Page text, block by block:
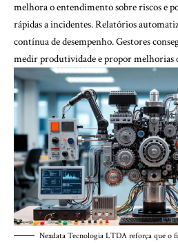
melhora o entendimento sobre riscos e
rápidas a incidentes. Relatórios
contínua de desempenho. Gestores
medir produtividade e propor melhorias
Nexdata Tecnologia LTDA reforça que o